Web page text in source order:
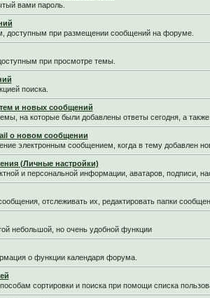
вами пароль.
доступным при размещении сообщений на форуме.
при просмотре темы.
поиска.
и новых сообщений
на которые были добавлены ответы сегодня, а
о новом сообщении
электронным сообщением, когда в тему добавлен
(Личные настройки)
и персональной информации, аватаров, подписи,
отслеживать их, редактировать папки
небольшой, но очень удобной функции
о функции календаря форума.
сортировки и поиска при помощи списка